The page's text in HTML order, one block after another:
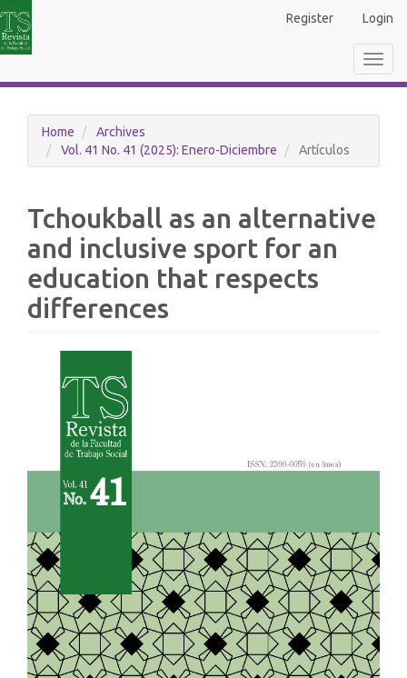
Sidebar
Register Login
Home
Archives
Vol. 41 No. 41 (2025): Enero-Diciembre
Artículos
Tchoukball as an alternative
and inclusive sport for an
education that respects
differences
Sidebar